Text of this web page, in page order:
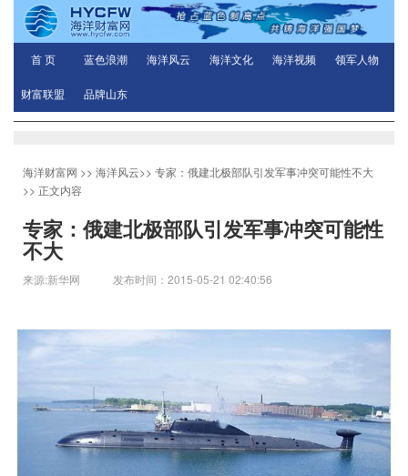
首 页 蓝色浪潮 海洋风云 海洋文化 海洋视频 领军人物
财富联盟 品牌山东
海洋财富网 >> 海洋风云>> 专家：俄建北极部队引发军事冲突可能性不大
>> 正文内容
专家：俄建北极部队引发军事冲突可能性
不大
来源:新华网 发布时间：2015-05-21 02:40:56